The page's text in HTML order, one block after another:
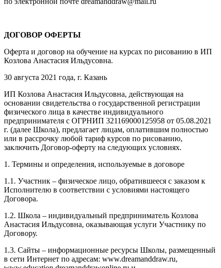
ДОГОВОР ОФЕРТЫ
Оферта и договор на обучение на курсах по рисованию в ИП
Козлова Анастасия Ильдусовна.
30 августа 2021 года, г. Казань
ИП Козлова Анастасия Ильдусовна, действующая на
основании свидетельства о государственной регистрации
физического лица в качестве индивидуального
предпринимателя с ОГРНИП 321169000125958 от 05.08.2021
г. (далее Школа), предлагает лицам, оплатившим полностью
или в рассрочку любой тариф курсов по рисованию,
заключить Договор-оферту на следующих условиях.
1. Термины и определения, используемые в договоре
1.1. Участник – физическое лицо, обратившееся с заказом к
Исполнителю в соответствии с условиями настоящего
Договора.
1.2. Школа – индивидуальный предприниматель Козлова
Анастасия Ильдусовна, оказывающая услуги Участнику по
Договору.
1.3. Сайты – информационные ресурсы Школы, размещенный
в сети Интернет по адресам: www.dreamanddraw.ru,